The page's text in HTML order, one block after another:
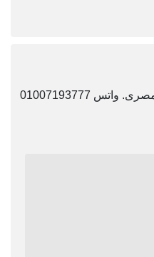
01007193777